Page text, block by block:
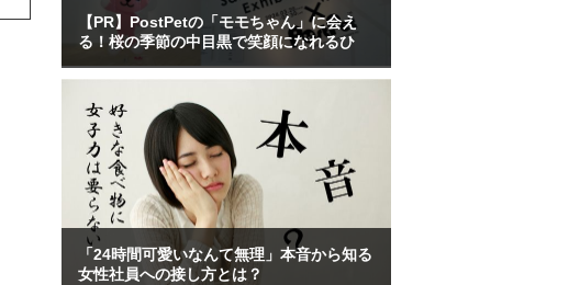
【PR】PostPetの「モモちゃん」に会え
る！桜の季節の中目黒で笑顔になれるひ
「24時間可愛いなんて無理」本音から知る
女性社員への接し方とは？